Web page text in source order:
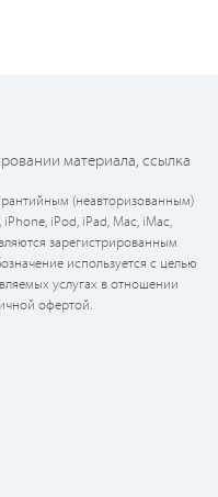
материала, ссылка
(неавторизованным)
iPod, iPad, Mac, iMac,
зарегистрированным
используется с целью
услугах в отношении
офертой.